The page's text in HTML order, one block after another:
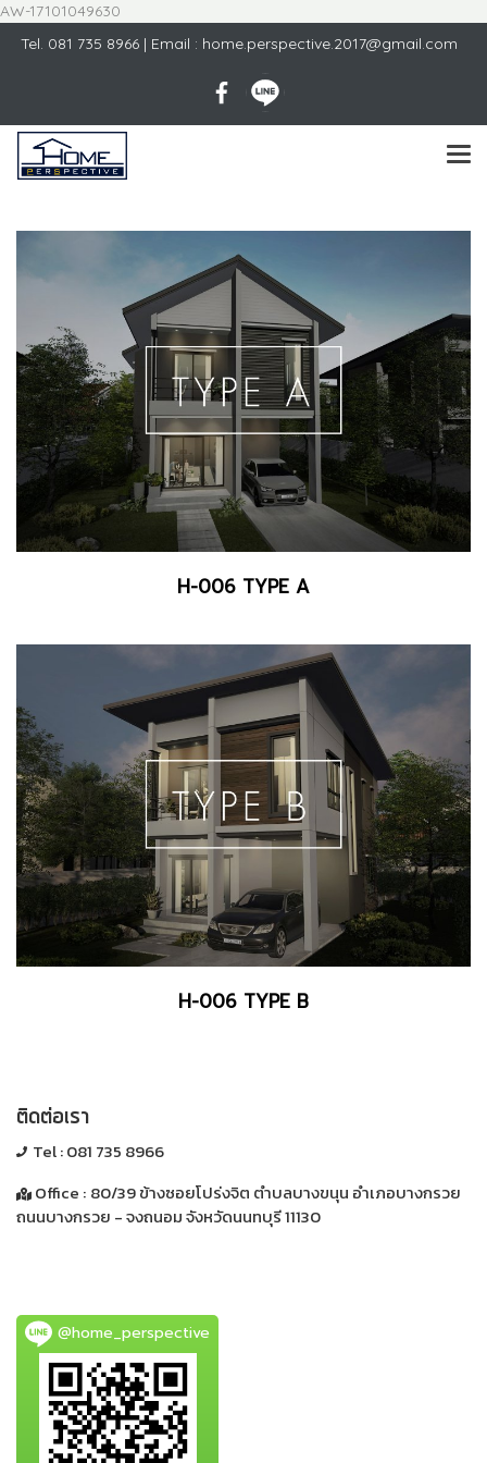
AW-17101049630
Tel. 081 735 8966 | Email : home.perspective.2017@gmail.com
H-006 TYPE A
H-006 TYPE B
ติดต่อเรา
Tel :081 735 8966
Office : 80/39 ข้างซอยโปร่งจิต ตำบลบางขนุน อำเภอบางกรวย
ถนนบางกรวย - จงถนอมจังหวัดนนทบุรี 11130
@home_perspective